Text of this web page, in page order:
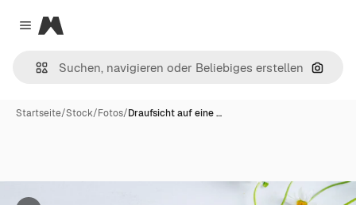
Close menu
Magnific
Nach
Startseite/Stock/Fotos/Draufsicht auf eine …